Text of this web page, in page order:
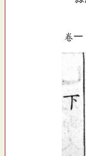
卷一